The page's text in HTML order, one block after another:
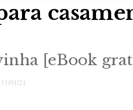
[eBook
11/01/21